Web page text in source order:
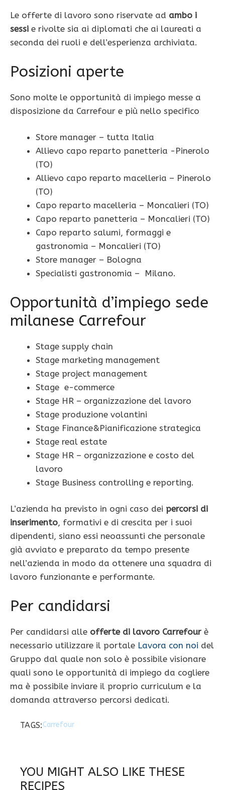
Le offerte di lavoro sono riservate ad ambo i
sessi e rivolte sia ai diplomati che ai laureati a
seconda dei ruoli e dell’esperienza archiviata.
Posizioni aperte
Sono molte le opportunità di impiego messe a
disposizione da Carrefour e più nello specifico
Store manager – tutta Italia
Allievo capo reparto panetteria -Pinerolo
(TO)
Allievo capo reparto macelleria – Pinerolo
(TO)
Capo reparto macelleria – Moncalieri (TO)
Capo reparto panetteria – Moncalieri (TO)
Capo reparto salumi, formaggi e
gastronomia – Moncalieri (TO)
Store manager – Bologna
Specialisti gastronomia – Milano.
Opportunità d’impiego sede
milanese Carrefour
Stage supply chain
Stage marketing management
Stage project management
Stage e-commerce
Stage HR – organizzazione del lavoro
Stage produzione volantini
Stage Finance&Pianificazione strategica
Stage real estate
Stage HR – organizzazione e costo del
lavoro
Stage Business controlling e reporting.
L’azienda ha previsto in ogni caso dei percorsi di
inserimento, formativi e di crescita per i suoi
dipendenti, siano essi neoassunti che personale
già avviato e preparato da tempo presente
nell’azienda in modo da ottenere una squadra di
lavoro funzionante e performante.
Per candidarsi
Per candidarsi alle offerte di lavoro Carrefour è
necessario utilizzare il portale Lavora con noi del
Gruppo dal quale non solo è possibile visionare
quali sono le opportunità di impiego da cogliere
ma è possibile inviare il proprio curriculum e la
domanda attraverso percorsi dedicati.
TAGS:Carrefour
YOU MIGHT ALSO LIKE THESE
RECIPES